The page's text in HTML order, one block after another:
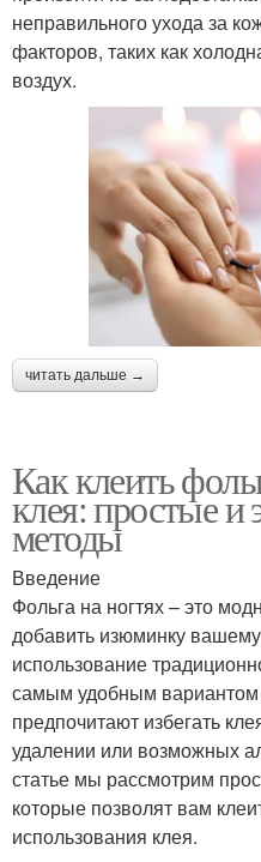
неправильного ухода за
факторов, таких как
воздух.
читать дальше →
Как клеить
клея: простые
методы
Введение
Фольга на ногтях – это
добавить изюминку
использование
самым удобным
предпочитают избегать
удалении или возможных
статье мы рассмотрим
которые позволят вам
использования клея.